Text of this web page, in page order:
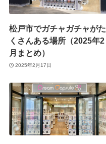
松戸市でガチャガチャがた
くさんある場所（2025年2
月まとめ）
2025年2月17日